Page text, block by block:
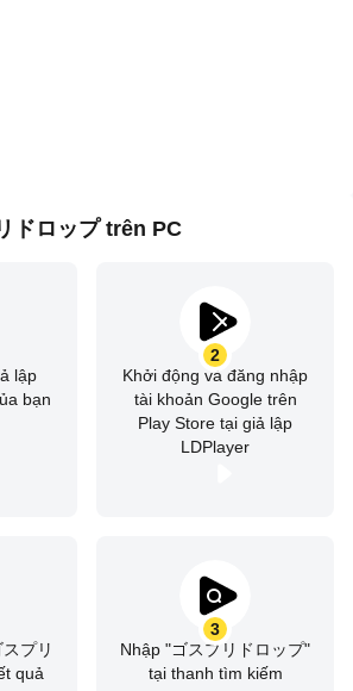
ドロップ trên PC
lập
bạn
2
Khởi động và đăng nhập
tài khoản Google trên
Play Store tại giả lập
LDPlayer
3
Nhập "ゴスプリドロップ"
tại thanh tìm kiếm
プリ
quả